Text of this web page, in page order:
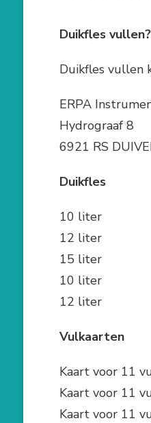
Duikfles vullen?
Duikfles vullen
ERPA
Hydrograaf 8
6921 RS
10
12
15
10
12
Kaart
Kaart
Kaart